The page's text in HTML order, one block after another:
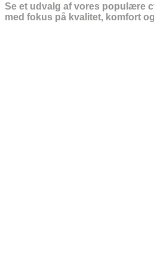
Se et udvalg af vores populære
med fokus på kvalitet, komfort